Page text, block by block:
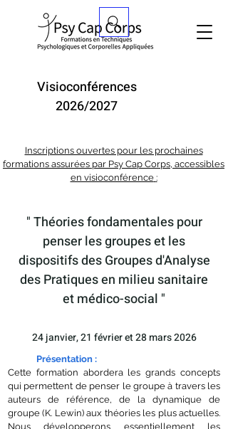
Visioconférences
2026/2027
Inscriptions ouvertes pour les prochaines
formations assurées par Psy Cap Corps, accessibles
en visioconférence :
" Théories fondamentales pour
penser les groupes et les
dispositifs des Groupes d'Analyse
des Pratiques en milieu sanitaire
et médico-social "
24 janvier, 21 février et 28 mars 2026
Présentation :
Cette formation abordera les grands concepts
qui permettent de penser le groupe à travers les
auteurs de référence, de la dynamique de
groupe (K. Lewin) aux théories les plus actuelles.
Nous développerons essentiellement les